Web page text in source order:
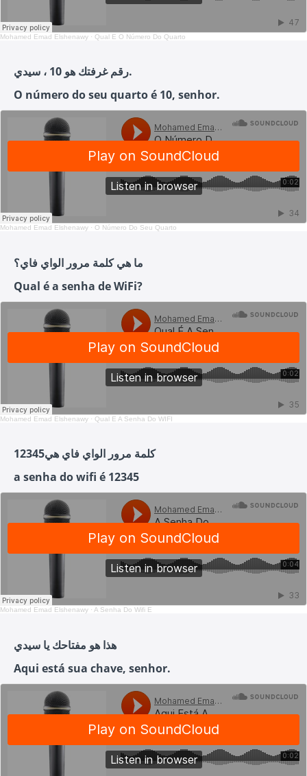
Mohamed Emad Elshenawy · Qual É O Número Do Quarto
رقم غرفتك هو 10 ، سيدي.
O número do seu quarto é 10, senhor.
Mohamed Emad Elshenawy · O Número Do Seu Quarto
ما هي كلمة مرور الواي فاي؟
Qual é a senha de WiFi?
Mohamed Emad Elshenawy · Qual É A Senha Do WIFI
كلمة مرور الواي فاي هي12345
a senha do wifi é 12345
Mohamed Emad Elshenawy · A Senha Do Wifi É
هذا هو مفتاحك يا سيدي
Aqui está sua chave, senhor.